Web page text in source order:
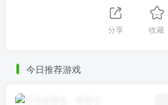
分享 收藏
今日推荐游戏